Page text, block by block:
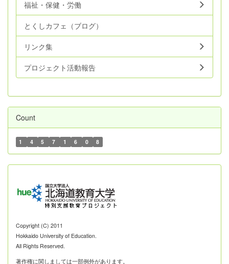
福祉・保健・労働
とくしカフェ（ブログ）
リンク集
プロジェクト活動報告
Count
1 4 5 7 1 6 0 8
Copyright (C) 2011
Hokkaido University of Education.
All Rights Reserved.
著作権に関しましては一部例外があります。